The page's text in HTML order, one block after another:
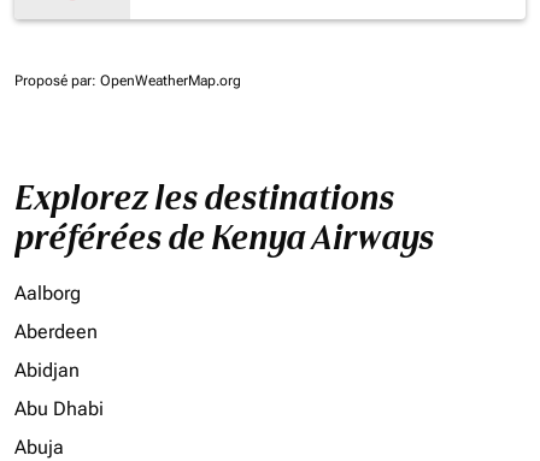
Proposé par: OpenWeatherMap.org
Explorez les destinations
préférées de Kenya Airways
Aalborg
Aberdeen
Abidjan
Abu Dhabi
Abuja